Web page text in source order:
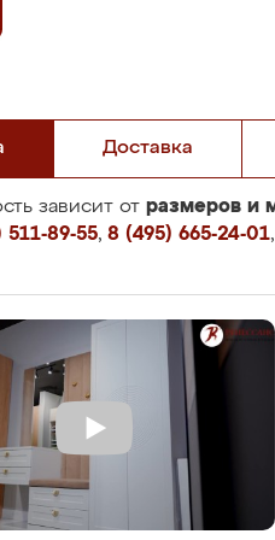
Доставка
зависит от размеров и
89-55, 8 (495) 665-24-01,